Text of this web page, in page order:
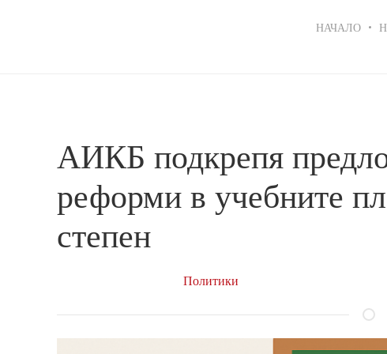
НАЧАЛО
АИКБ подкрепя
реформи в учебните
степен
Политики